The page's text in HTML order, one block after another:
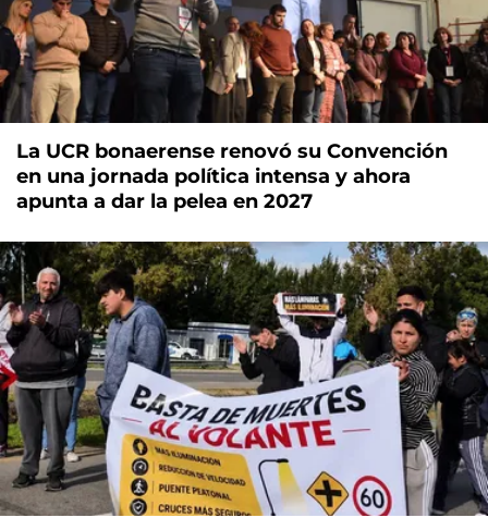
La UCR bonaerense renovó su Convención
en una jornada política intensa y ahora
apunta a dar la pelea en 2027